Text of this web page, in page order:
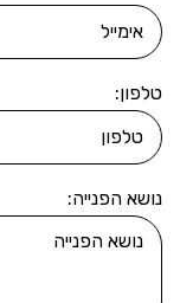
טלפון:
נושא הפנייה: